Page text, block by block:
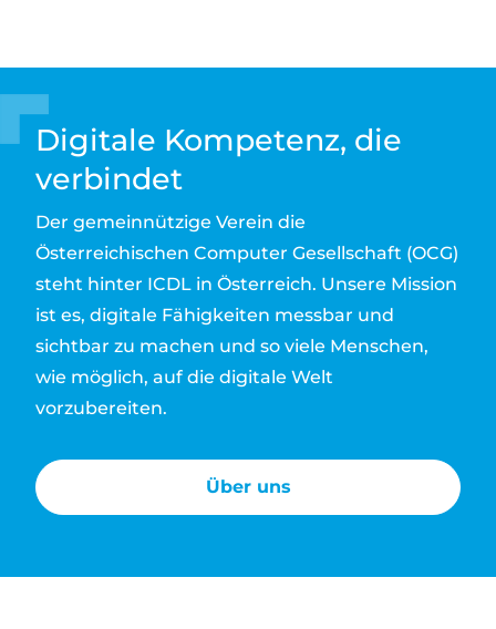
Digitale Kompetenz, die
verbindet
Der gemeinnützige Verein die
Österreichischen Computer Gesellschaft (OCG)
steht hinter ICDL in Österreich. Unsere Mission
ist es, digitale Fähigkeiten messbar und
sichtbar zu machen und so viele Menschen,
wie möglich, auf die digitale Welt
vorzubereiten.
Über uns